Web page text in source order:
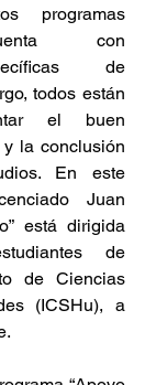
programas
con
de
todos están
el buen
la conclusión
En este
Juan
está dirigida
de
de Ciencias
(ICSHu), a